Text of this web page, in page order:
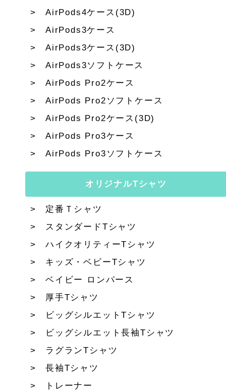
AirPods4ケース(3D)
AirPods3ケース
AirPods3ケース(3D)
AirPods3ソフトケース
AirPods Pro2ケース
AirPods Pro2ソフトケース
AirPods Pro2ケース(3D)
AirPods Pro3ケース
AirPods Pro3ソフトケース
オリジナルTシャツ
定番Ｔシャツ
スタンダードTシャツ
ハイクオリティーTシャツ
キッズ・ベビーTシャツ
ベイビー ロンパース
厚手Tシャツ
ビッグシルエットTシャツ
ビッグシルエット長袖Tシャツ
ラグランTシャツ
長袖Tシャツ
トレーナー